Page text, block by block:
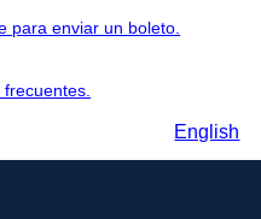
para enviar un boleto.
English